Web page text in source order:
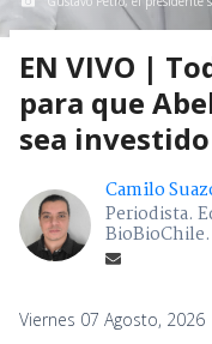
EN VIVO |
para que
sea
Camilo
Periodista.
BioBioChile.
Viernes 07 Agosto,